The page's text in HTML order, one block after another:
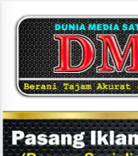
content